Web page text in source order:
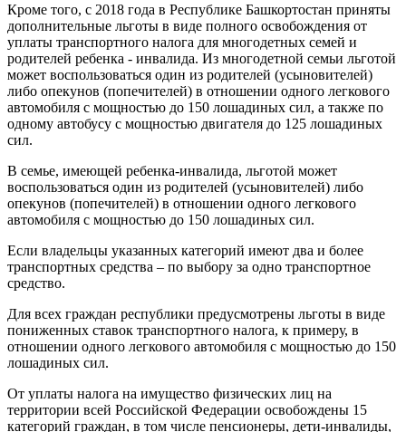
Кроме того, с 2018 года в Республике Башкортостан приняты
дополнительные льготы в виде полного освобождения от
уплаты транспортного налога для многодетных семей и
родителей ребенка - инвалида. Из многодетной семьи льготой
может воспользоваться один из родителей (усыновителей)
либо опекунов (попечителей) в отношении одного легкового
автомобиля с мощностью до 150 лошадиных сил, а также по
одному автобусу с мощностью двигателя до 125 лошадиных
сил.
В семье, имеющей ребенка-инвалида, льготой может
воспользоваться один из родителей (усыновителей) либо
опекунов (попечителей) в отношении одного легкового
автомобиля с мощностью до 150 лошадиных сил.
Если владельцы указанных категорий имеют два и более
транспортных средства – по выбору за одно транспортное
средство.
Для всех граждан республики предусмотрены льготы в виде
пониженных ставок транспортного налога, к примеру, в
отношении одного легкового автомобиля с мощностью до 150
лошадиных сил.
От уплаты налога на имущество физических лиц на
территории всей Российской Федерации освобождены 15
категорий граждан, в том числе пенсионеры, дети-инвалиды,